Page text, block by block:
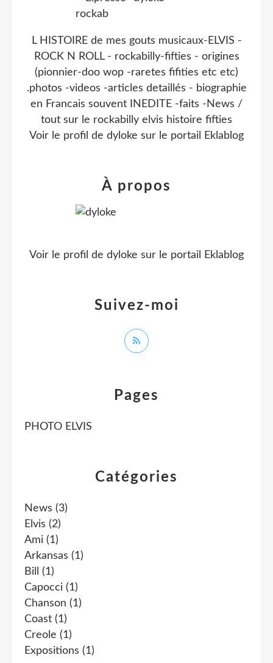
Catégories
News (3)
Elvis (2)
Ami (1)
Arkansas (1)
Bill
(1)
Capocci (1)
Chanson (1)
Coast (1)
Creole (1)
Expositions (1)
Pages
PHOTO ELVIS
L HISTOIRE de mes gouts musicaux-ELVIS -
ROCK N ROLL - rockabilly-fifties - origines
(pionnier-doo wop -raretes fifities etc etc)
.photos -videos -articles detaillés - biographie
en Francais souvent INEDITE -faits -News /
tout sur le rockabilly elvis histoire fifties
Voir le profil de dyloke sur le portail Eklablog
Suivez-moi
À propos
Voir le profil de dyloke sur le portail Eklablog